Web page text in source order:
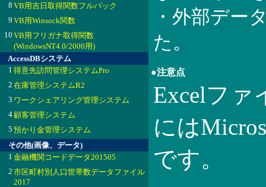
8 VB用吉日取得関数フルパック
9 VB用Winsock関数
10 VB用フリガナ取得関数
(WindowsNT4.0/2000用)
AccessDBシステム
1 得意先訪問管理システムPro
2 在庫管理システムR2
3 ワークシェアリング管理システム
4顧客管理システム
5 預かり金管理システム
その他(画像、データ)
1 金融機関コードデータ201505
2 市区町村別人口世帯数データファイル
2017
・外部デー
た。
●注意点
Excelファ
には
です。